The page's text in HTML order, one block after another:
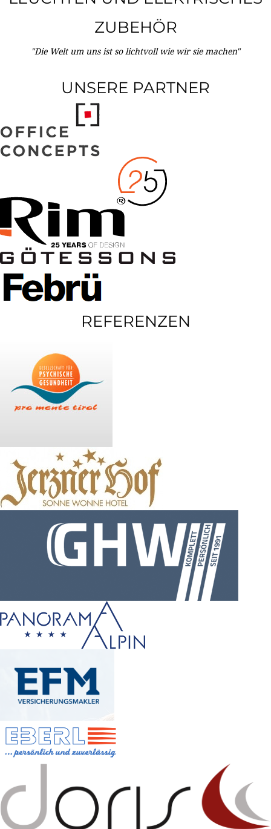
ZUBEHÖR
"Die Welt um uns ist so lichtvoll wie wir sie machen"
UNSERE PARTNER
REFERENZEN